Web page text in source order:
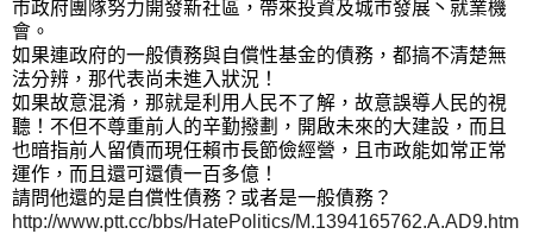
市政府團隊努力開發新社區，帶來投資及城市發展丶就業機
會。
如果連政府的一般債務與自償性基金的債務，都搞不清楚無
法分辨，那代表尚未進入狀況！
如果故意混淆，那就是利用人民不了解，故意誤導人民的視
聽！不但不尊重前人的辛勤撥劃，開啟未來的大建設，而且
也暗指前人留債而現任賴市長節儉經營，且市政能如常正常
運作，而且還可還債一百多億！
請問他還的是自償性債務？或者是一般債務？
http://www.ptt.cc/bbs/HatePolitics/M.1394165762.A.AD9.htm